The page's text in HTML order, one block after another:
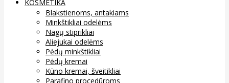
KOSMETIKA
Blakstienoms, antakiams
Minkštikliai odelėms
Nagų stiprikliai
Aliejukai odelėms
Pėdų minkštikliai
Pėdų kremai
Kūno kremai, šveitikliai
Parafino procedūroms